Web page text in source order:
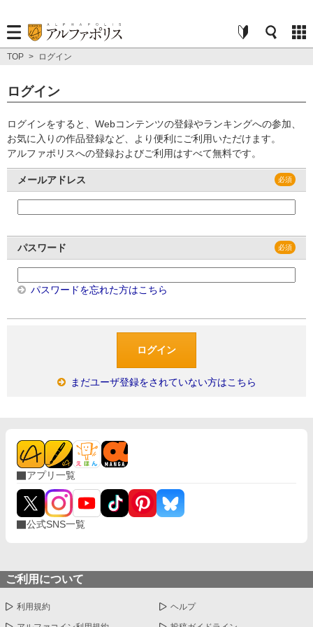
TOP > ログイン
ログイン
ログインをすると、Webコンテンツの登録やランキングへの参加、
お気に入りの作品登録など、より便利にご利用いただけます。
アルファポリスへの登録およびご利用はすべて無料です。
メールアドレス
パスワード
パスワードを忘れた方はこちら
まだユーザ登録をされていない方はこちら
アプリ一覧
公式SNS一覧
ご利用について
利用規約 ヘルプ